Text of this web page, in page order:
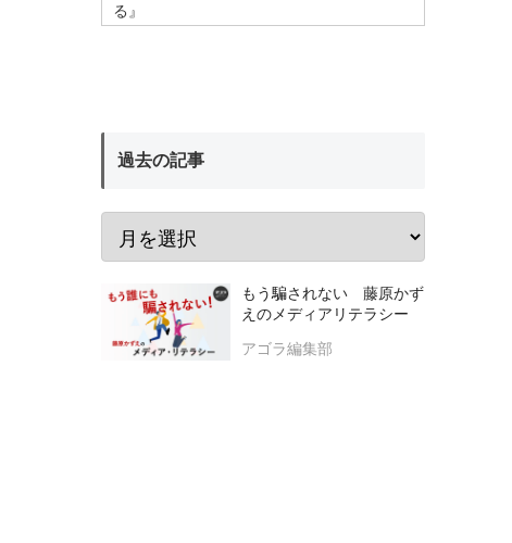
る』
過去の記事
もう騙されない 藤原かず
えのメディアリテラシー
アゴラ編集部